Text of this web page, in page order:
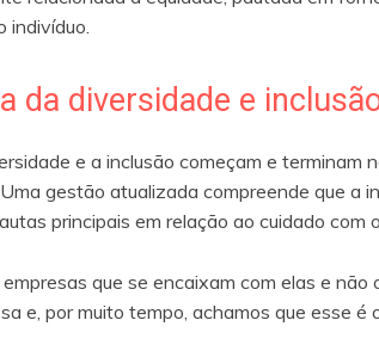
indivíduo.
da diversidade e
e a inclusão começam e terminam
gestão atualizada compreende que a
principais em relação ao cuidado com
que se encaixam com elas e
e, por muito tempo, achamos que esse